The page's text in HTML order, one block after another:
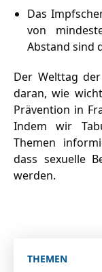
Das
von
Abstand sind
Der Welttag
daran, wie
Prävention in
Indem wir
Themen
dass sexuelle
werden.
THEMEN